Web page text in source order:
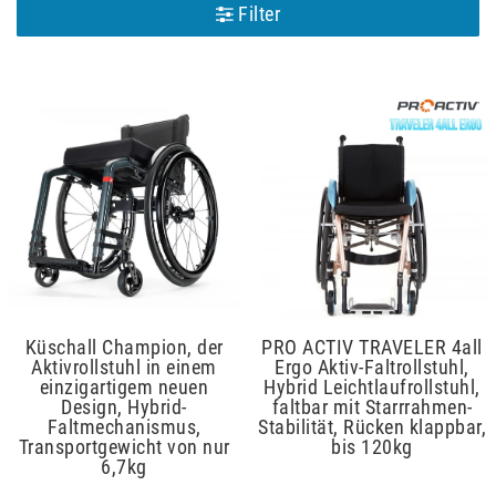
Filter
Küschall Champion, der
Aktivrollstuhl in einem
einzigartigem neuen
Design, Hybrid-
Faltmechanismus,
Transportgewicht von nur
6,7kg
PRO ACTIV TRAVELER 4all
Ergo Aktiv-Faltrollstuhl,
Hybrid Leichtlaufrollstuhl,
faltbar mit Starrrahmen-
Stabilität, Rücken klappbar,
bis 120kg